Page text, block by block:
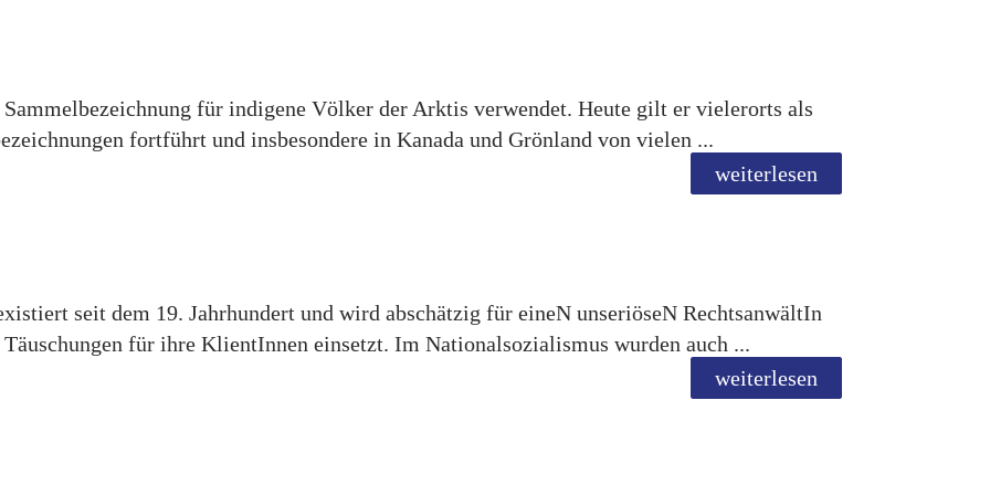
für indigene Völker der Arktis verwendet. Heute gilt er vielerorts als
fortführt und insbesondere in Kanada und Grönland von vielen ...
weiterlesen
seit dem 19. Jahrhundert und wird abschätzig für eineN unseriöseN RechtsanwältIn
für ihre KlientInnen einsetzt. Im Nationalsozialismus wurden auch ...
weiterlesen